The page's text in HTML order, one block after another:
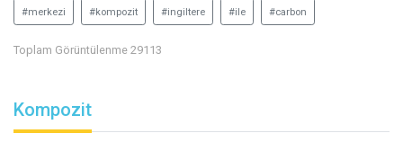
#merkezi #kompozit #ingiltere #ile #carbon
Toplam Görüntülenme 29113
Kompozit